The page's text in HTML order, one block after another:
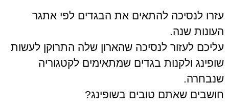
עזרו לנסיכה להתאים את הבגדים לפי אתגר
העונות שנה.
עליכם לעזור לנסיכה שהארון שלה התרוקן לעשות
שופינג ולקנות בגדים שמתאימים לקטגוריה
שנבחרה.
חושבים שאתם טובים בשופינג?